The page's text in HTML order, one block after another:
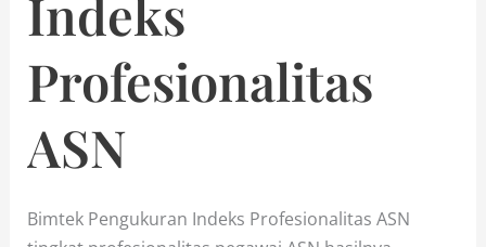
Indeks
Profesionalitas
ASN
Bimtek Pengukuran Indeks Profesionalitas ASN